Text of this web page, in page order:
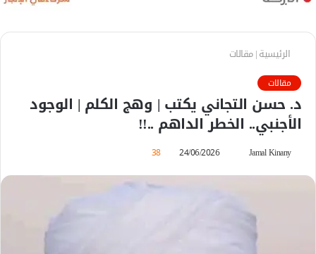
الرئيسية|مقالات
مقالات
د. حسن التجاني يكتب | وهج الكلم | الوجود
الأجنبي.. الخطر الداهم ..!!
Jamal Kinany
24/06/2026
38